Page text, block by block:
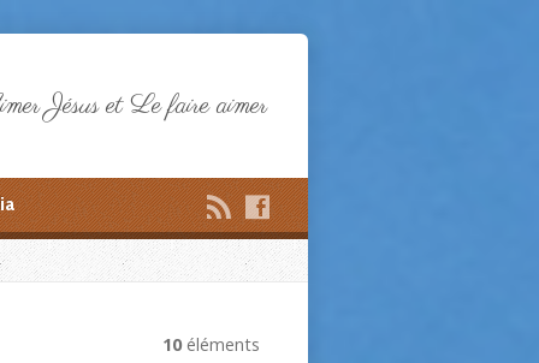
Jésus et Le faire aimer
10 éléments